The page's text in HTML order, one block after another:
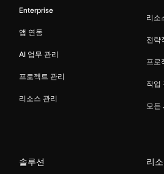
Enterprise
앱 연동
AI 업무 관리
프로젝트 관리
리소스 관리
리소
전략
프로
작업
모든
솔루션 리